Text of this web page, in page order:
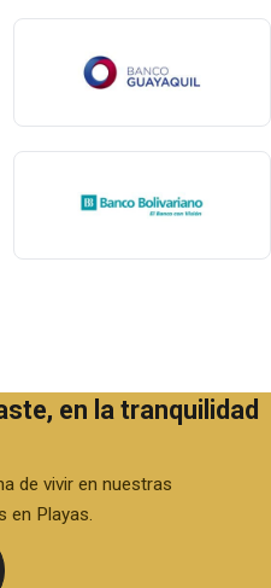
en la tranquilidad
de vivir en nuestras
en Playas.